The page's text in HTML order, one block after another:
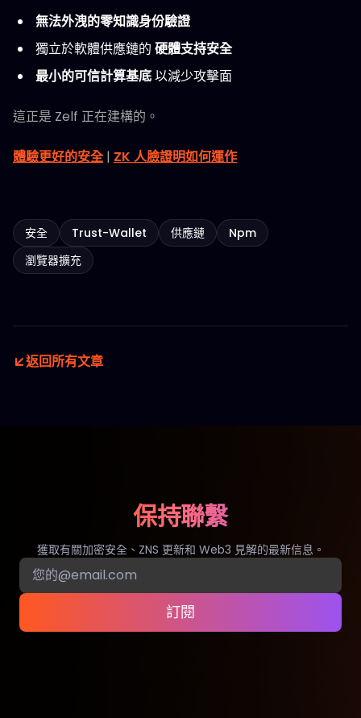
無法外洩的零知識身份驗證
獨立於軟體供應鏈的 硬體支持安全
最小的可信計算基底以減少攻擊面
這正是 Zelf 正在建構的。
體驗更好的安全| ZK 人臉證明如何運作
安全 Trust-Wallet 供應鏈
Npm
瀏覽器擴充
返回所有文章
保持聯繫
獲取有關加密安全、ZNS 更新和 Web3 見解的最新信息。
訂閱